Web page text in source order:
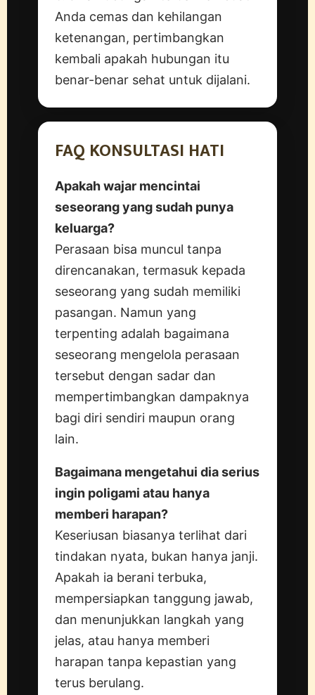
Anda cemas dan kehilangan
ketenangan, pertimbangkan
kembali apakah hubungan itu
benar-benar sehat untuk dijalani.
FAQ KONSULTASI HATI
Apakah wajar mencintai
seseorang yang sudah punya
keluarga?
Perasaan bisa muncul tanpa
direncanakan, termasuk kepada
seseorang yang sudah memiliki
pasangan. Namun yang
terpenting adalah bagaimana
seseorang mengelola perasaan
tersebut dengan sadar dan
mempertimbangkan dampaknya
bagi diri sendiri maupun orang
lain.
Bagaimana mengetahui dia serius
ingin poligami atau hanya
memberi harapan?
Keseriusan biasanya terlihat dari
tindakan nyata, bukan hanya janji.
Apakah ia berani terbuka,
mempersiapkan tanggung jawab,
dan menunjukkan langkah yang
jelas, atau hanya memberi
harapan tanpa kepastian yang
terus berulang.